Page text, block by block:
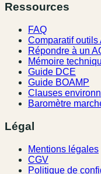
Ressources
FAQ
Comparatif outils
Répondre à un
Mémoire
Guide DCE
Guide BOAMP
Clauses
Baromètre
Légal
Mentions légales
CGV
Politique de